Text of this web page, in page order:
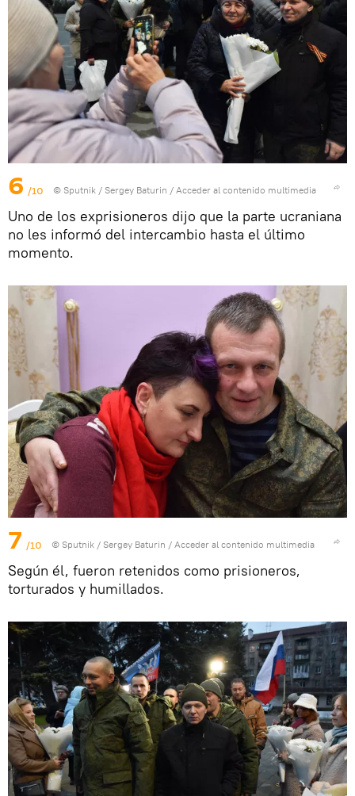
6 /10 © Sputnik / Sergey Baturin / Acceder al contenido multimedia
Uno de los exprisioneros dijo que la parte ucraniana
no les informó del intercambio hasta el último
momento.
7 /10 © Sputnik / Sergey Baturin / Acceder al contenido multimedia
Según él, fueron retenidos como prisioneros,
torturados y humillados.